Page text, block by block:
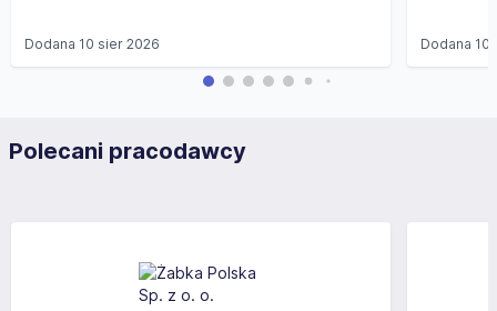
Dodana 10 sier 2026 Dodana 10
Polecani pracodawcy